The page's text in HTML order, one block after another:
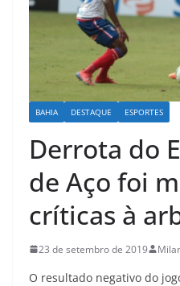
BAHIA DESTAQUE ESPORTES
Derrota do
de Aço foi
críticas à
23 de setembro de 2019
O resultado negativo do